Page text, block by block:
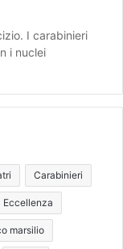
I carabinieri
i nuclei
Carabinieri
Eccellenza
marsilio